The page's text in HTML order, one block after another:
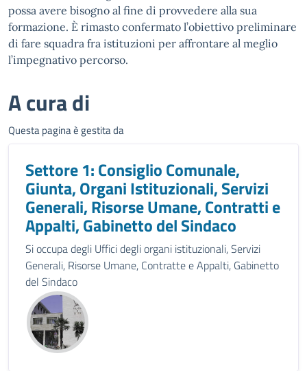
possa avere bisogno al fine di provvedere alla sua
formazione. È rimasto confermato l’obiettivo preliminare
di fare squadra fra istituzioni per affrontare al meglio
l’impegnativo percorso.
A cura di
Questa pagina è gestita da
Settore 1: Consiglio Comunale,
Giunta, Organi Istituzionali, Servizi
Generali, Risorse Umane, Contratti e
Appalti, Gabinetto del Sindaco
Si occupa degli Uffici degli organi istituzionali, Servizi
Generali, Risorse Umane, Contratte e Appalti, Gabinetto
del Sindaco